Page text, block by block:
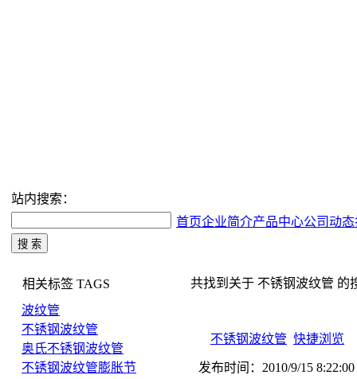
站内搜索：
首页企业简介产品中心公司动态
相关标签 TAGS
波纹管
不锈钢波纹管
奥氏不锈钢波纹管
不锈钢波纹管膨胀节
共找到关于 不锈钢波纹管 的
不锈钢波纹管 快捷浏览
发布时间：2010/9/15 8:22:00